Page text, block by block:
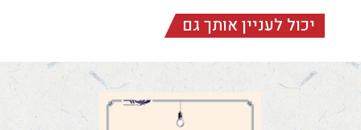
יכול לעניין אותך גם
פולנים ונהנים